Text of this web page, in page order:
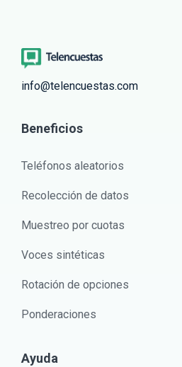
info@telencuestas.com
Beneficios
Teléfonos aleatorios
Recolección de datos
Muestreo por cuotas
Voces sintéticas
Rotación de opciones
Ponderaciones
Ayuda